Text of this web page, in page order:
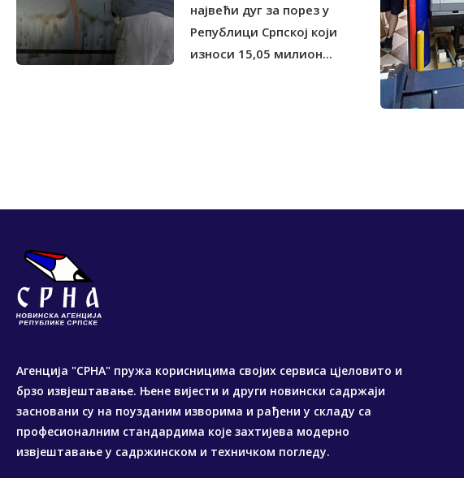
највећи дуг за порез у
Републици Српској који
износи 15,05 милион...
Агенција "СРНА" пружа корисницима својих сервиса цјеловито и
брзо извјештавање. Њене вијести и други новински садржаји
засновани су на поузданим изворима и рађени у складу са
професионалним стандардима које захтијева модерно
извјештавање у садржинском и техничком погледу.